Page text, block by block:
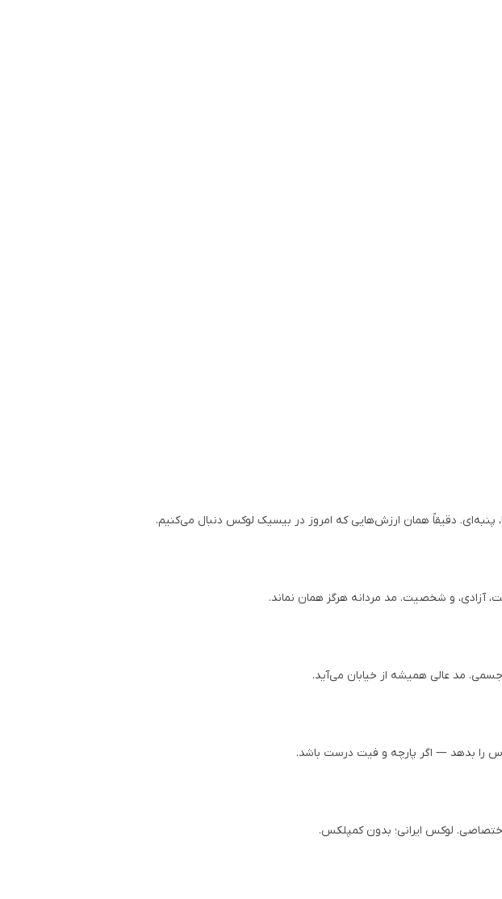
پنبه‌ای. دقیقاً همان ارزش‌هایی که امروز در بیسیک لوکس دنبال می‌کنیم.
آزادی، و شخصیت. مد مردانه هرگز همان نماند.
مد عالی همیشه از خیابان می‌آید.
لوکس ایرانی؛ بدون کمپلکس.